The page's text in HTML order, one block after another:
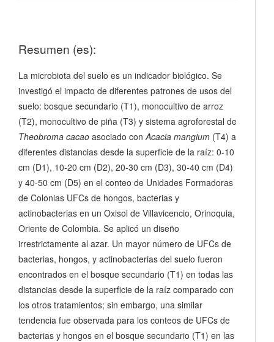
Resumen (es):
La microbiota del suelo es un indicador biológico. Se
investigó el impacto de diferentes patrones de usos del
suelo: bosque secundario (T1), monocultivo de arroz
(T2), monocultivo de piña (T3) y sistema agroforestal de
Theobroma cacao asociado con Acacia mangium (T4) a
diferentes distancias desde la superficie de la raíz: 0-10
cm (D1), 10-20 cm (D2), 20-30 cm (D3), 30-40 cm (D4)
y 40-50 cm (D5) en el conteo de Unidades Formadoras
de Colonias UFCs de hongos, bacterias y
actinobacterias en un Oxisol de Villavicencio, Orinoquia,
Oriente de Colombia. Se aplicó un diseño
irrestrictamente al azar. Un mayor número de UFCs de
bacterias, hongos, y actinobacterias del suelo fueron
encontrados en el bosque secundario (T1) en todas las
distancias desde la superficie de la raíz comparado con
los otros tratamientos; sin embargo, una similar
tendencia fue observada para los conteos de UFCs de
bacterias y hongos en el bosque secundario (T1) en las